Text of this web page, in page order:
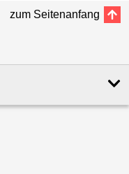
zum Seitenanfang